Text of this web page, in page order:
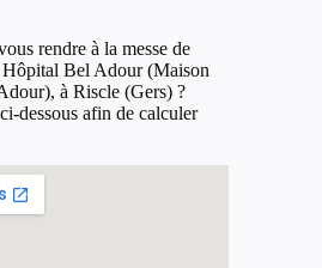
rendre à la messe de
Bel Adour (Maison
à Riscle (Gers) ?
dessous afin de calculer